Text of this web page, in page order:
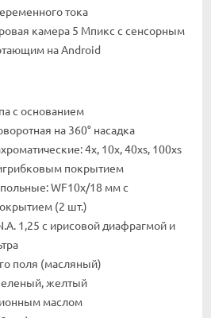
тока
камера 5 Мпикс с сенсорным
на Android
с основанием
на 360° насадка
4х, 10х, 40xs, 100хs
покрытием
WF10x/18 мм с
(2 шт.)
1,25 с ирисовой диафрагмой и
поля (масляный)
желтый
маслом